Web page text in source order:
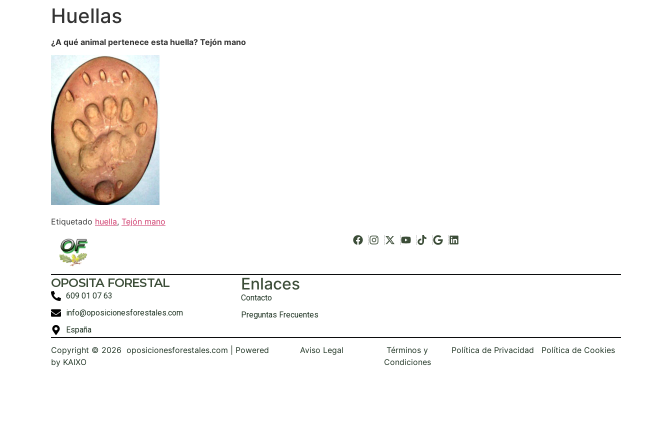
Huellas
¿A qué animal pertenece esta huella? Tejón mano
Etiquetado huella, Tejón mano
OPOSITA FORESTAL
609 01 07 63
info@oposicionesforestales.com
España
Enlaces
Contacto
Preguntas Frecuentes
Copyright © 2026 oposicionesforestales.com | Powered
by KAIXO
Aviso Legal
Términos y
Condiciones
Política de Privacidad Política de Cookies